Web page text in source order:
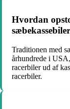
Hvordan
Traditionen med
århundrede i
racerbiler ud af
racerbiler.